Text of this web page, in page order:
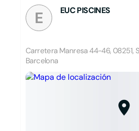
E EUC PISCINES
Carretera Manresa 44-46, 08251,
Barcelona